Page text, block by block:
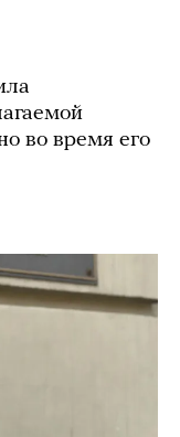
во время его